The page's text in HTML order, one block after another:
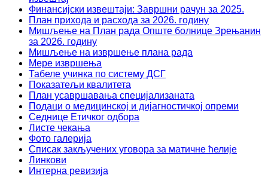
Финансијски извештаји: Завршни рачун за 2025.
План прихода и расхода за 2026. годину
Мишљење на План рада Опште болнице Зрењанин
за 2026. годину
Мишљење на извршење плана рада
Мере извршења
Табеле учинка по систему ДСГ
Показатељи квалитета
План усавршавања специјализаната
Подаци о медицинској и дијагностичкој опреми
Седнице Етичког одбора
Листе чекања
Фото галерија
Списак закључених уговора за матичне ћелије
Линкови
Интерна ревизија